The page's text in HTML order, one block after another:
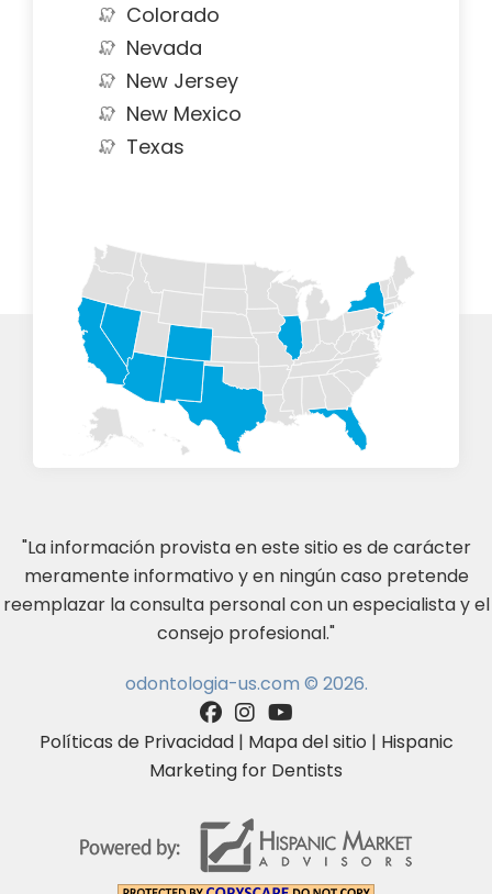
Colorado
Nevada
New Jersey
New Mexico
Texas
"La información provista en este sitio es de carácter
meramente informativo y en ningún caso pretende
reemplazar la consulta personal con un especialista y el
consejo profesional."
odontologia-us.com © 2026.
Políticas de Privacidad| Mapa del sitio | Hispanic
Marketing for Dentists